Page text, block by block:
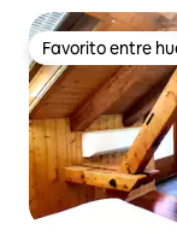
Favorito entre
Favorito entre